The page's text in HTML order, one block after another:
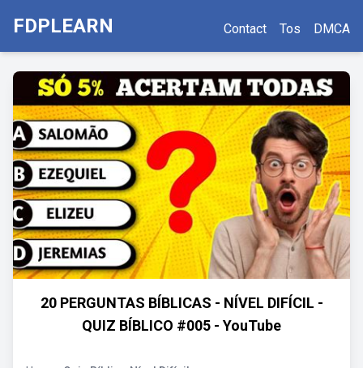
FDPLEARN Contact Tos DMCA
20 PERGUNTAS BÍBLICAS - NÍVEL DIFÍCIL -
QUIZ BÍBLICO #005 - YouTube